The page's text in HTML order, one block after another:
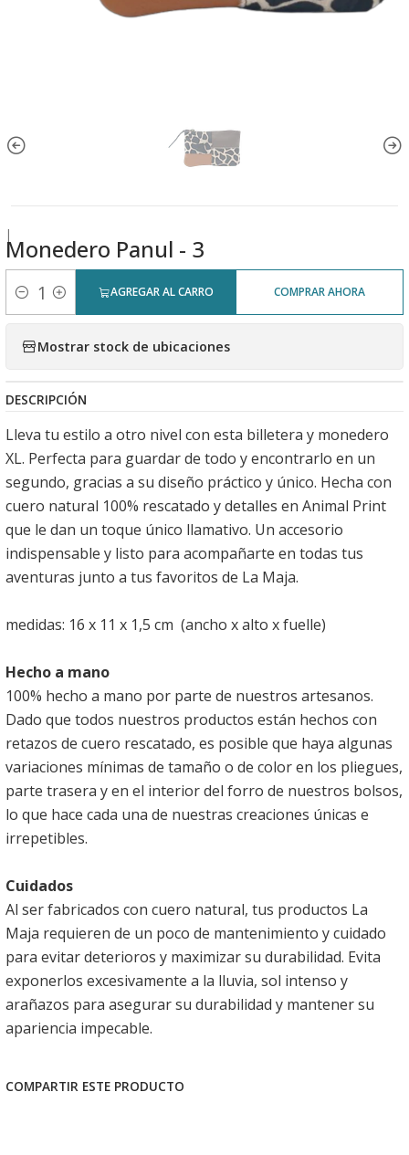
|Monedero Panul - 3
Cantidad
AGREGAR AL CARRO COMPRAR AHORA
Mostrar stock de ubicaciones
DESCRIPCIÓN
Lleva tu estilo a otro nivel con esta billetera y monedero
XL. Perfecta para guardar de todo y encontrarlo en un
segundo, gracias a su diseño práctico y único. Hecha con
cuero natural 100% rescatado y detalles en Animal Print
que le dan un toque único llamativo. Un accesorio
indispensable y listo para acompañarte en todas tus
aventuras junto a tus favoritos de La Maja.
medidas: 16 x 11 x 1,5 cm (ancho x alto x fuelle)
Hecho a mano
100% hecho a mano por parte de nuestros artesanos.
Dado que todos nuestros productos están hechos con
retazos de cuero rescatado, es posible que haya algunas
variaciones mínimas de tamaño o de color en los pliegues,
parte trasera y en el interior del forro de nuestros bolsos,
lo que hace cada una de nuestras creaciones únicas e
irrepetibles.
Cuidados
Al ser fabricados con cuero natural, tus productos La
Maja requieren de un poco de mantenimiento y cuidado
para evitar deterioros y maximizar su durabilidad. Evita
exponerlos excesivamente a la lluvia, sol intenso y
arañazos para asegurar su durabilidad y mantener su
apariencia impecable.
COMPARTIR ESTE PRODUCTO